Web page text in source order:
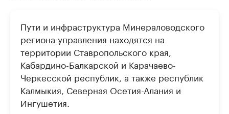
Пути и инфраструктура Минераловодского
региона управления находятся на
территории Ставропольского края,
Кабардино-Балкарской и Карачаево-
Черкесской республик, а также республик
Калмыкия, Северная Осетия-Алания и
Ингушетия.